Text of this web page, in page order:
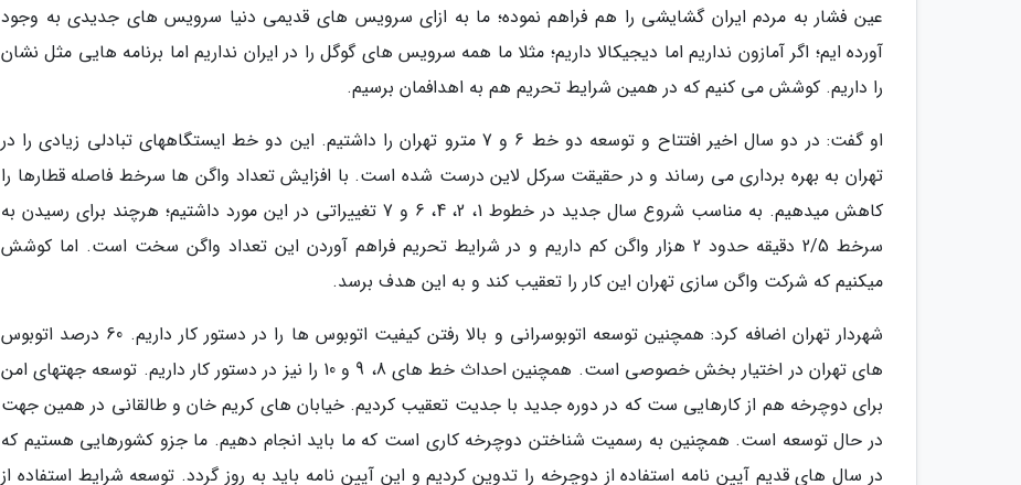
عین فشار به مردم ایران گشایشی را هم فراهم نموده؛ ما به ازای سرویس های قدیمی دنیا سرویس های جدیدی به وجود
آورده ایم؛ اگر آمازون نداریم اما دیجیکالا داریم؛ مثلا ما همه سرویس های گوگل را در ایران نداریم اما برنامه هایی مثل نشان
را داریم. کوشش می کنیم که در همین شرایط تحریم هم به اهدافمان برسیم.
او گفت: در دو سال اخیر افتتاح و توسعه دو خط 6 و 7 مترو تهران را داشتیم. این دو خط ایستگاههای تبادلی زیادی را در
تهران به بهره برداری می رساند و در حقیقت سرکل لاین درست شده است. با افزایش تعداد واگن ها سرخط فاصله قطارها را
کاهش میدهیم. به مناسب شروع سال جدید در خطوط 1، 2، 4، 6 و 7 تغییراتی در این مورد داشتیم؛ هرچند برای رسیدن به
سرخط 2/5 دقیقه حدود 2 هزار واگن کم داریم و در شرایط تحریم فراهم آوردن این تعداد واگن سخت است. اما کوشش
میکنیم که شرکت واگن سازی تهران این کار را تعقیب کند و به این هدف برسد.
شهردار تهران اضافه کرد: همچنین توسعه اتوبوسرانی و بالا رفتن کیفیت اتوبوس ها را در دستور کار داریم. 60 درصد اتوبوس
های تهران در اختیار بخش خصوصی است. همچنین احداث خط های 8، 9 و 10 را نیز در دستور کار داریم. توسعه جهتهای امن
برای دوچرخه هم از کارهایی ست که در دوره جدید با جدیت تعقیب کردیم. خیابان های کریم خان و طالقانی در همین جهت
در حال توسعه است. همچنین به رسمیت شناختن دوچرخه کاری است که ما باید انجام دهیم. ما جزو کشورهایی هستیم که
در سال های قدیم آیین نامه استفاده از دوچرخه را تدوین کردیم و این آیین نامه باید به روز گردد. توسعه شرایط استفاده از